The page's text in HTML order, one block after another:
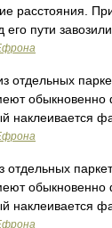
расстояния.
пути
наклеивается
наклеивается